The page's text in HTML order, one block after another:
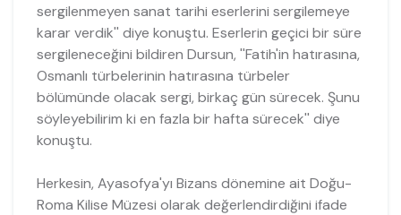
sergilenmeyen sanat tarihi eserlerini sergilemeye
karar verdik'' diye konuştu. Eserlerin geçici bir süre
sergileneceğini bildiren Dursun, ''Fatih'in hatırasına,
Osmanlı türbelerinin hatırasına türbeler
bölümünde olacak sergi, birkaç gün sürecek. Şunu
söyleyebilirim ki en fazla bir hafta sürecek'' diye
konuştu.
Herkesin, Ayasofya'yı Bizans dönemine ait Doğu-
Roma Kilise Müzesi olarak değerlendirdiğini ifade